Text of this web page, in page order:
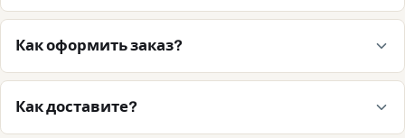
Как оформить заказ?
Как доставите?